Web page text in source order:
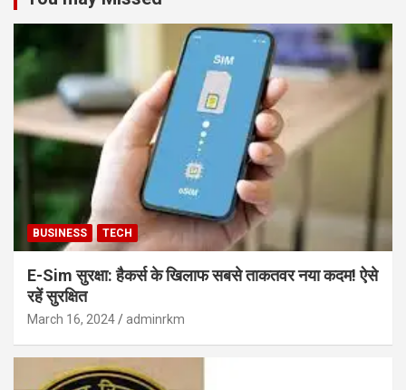
BUSINESS TECH
E-Sim सुरक्षा: हैकर्स के खिलाफ सबसे ताकतवर नया कदम! ऐसे
रहें सुरक्षित
March 16, 2024 adminrkm